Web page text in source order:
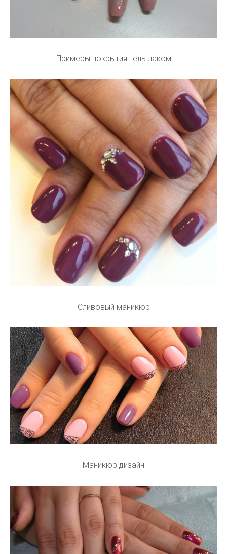
Примеры покрытия гель лаком
Сливовый маникюр
Маникюр дизайн